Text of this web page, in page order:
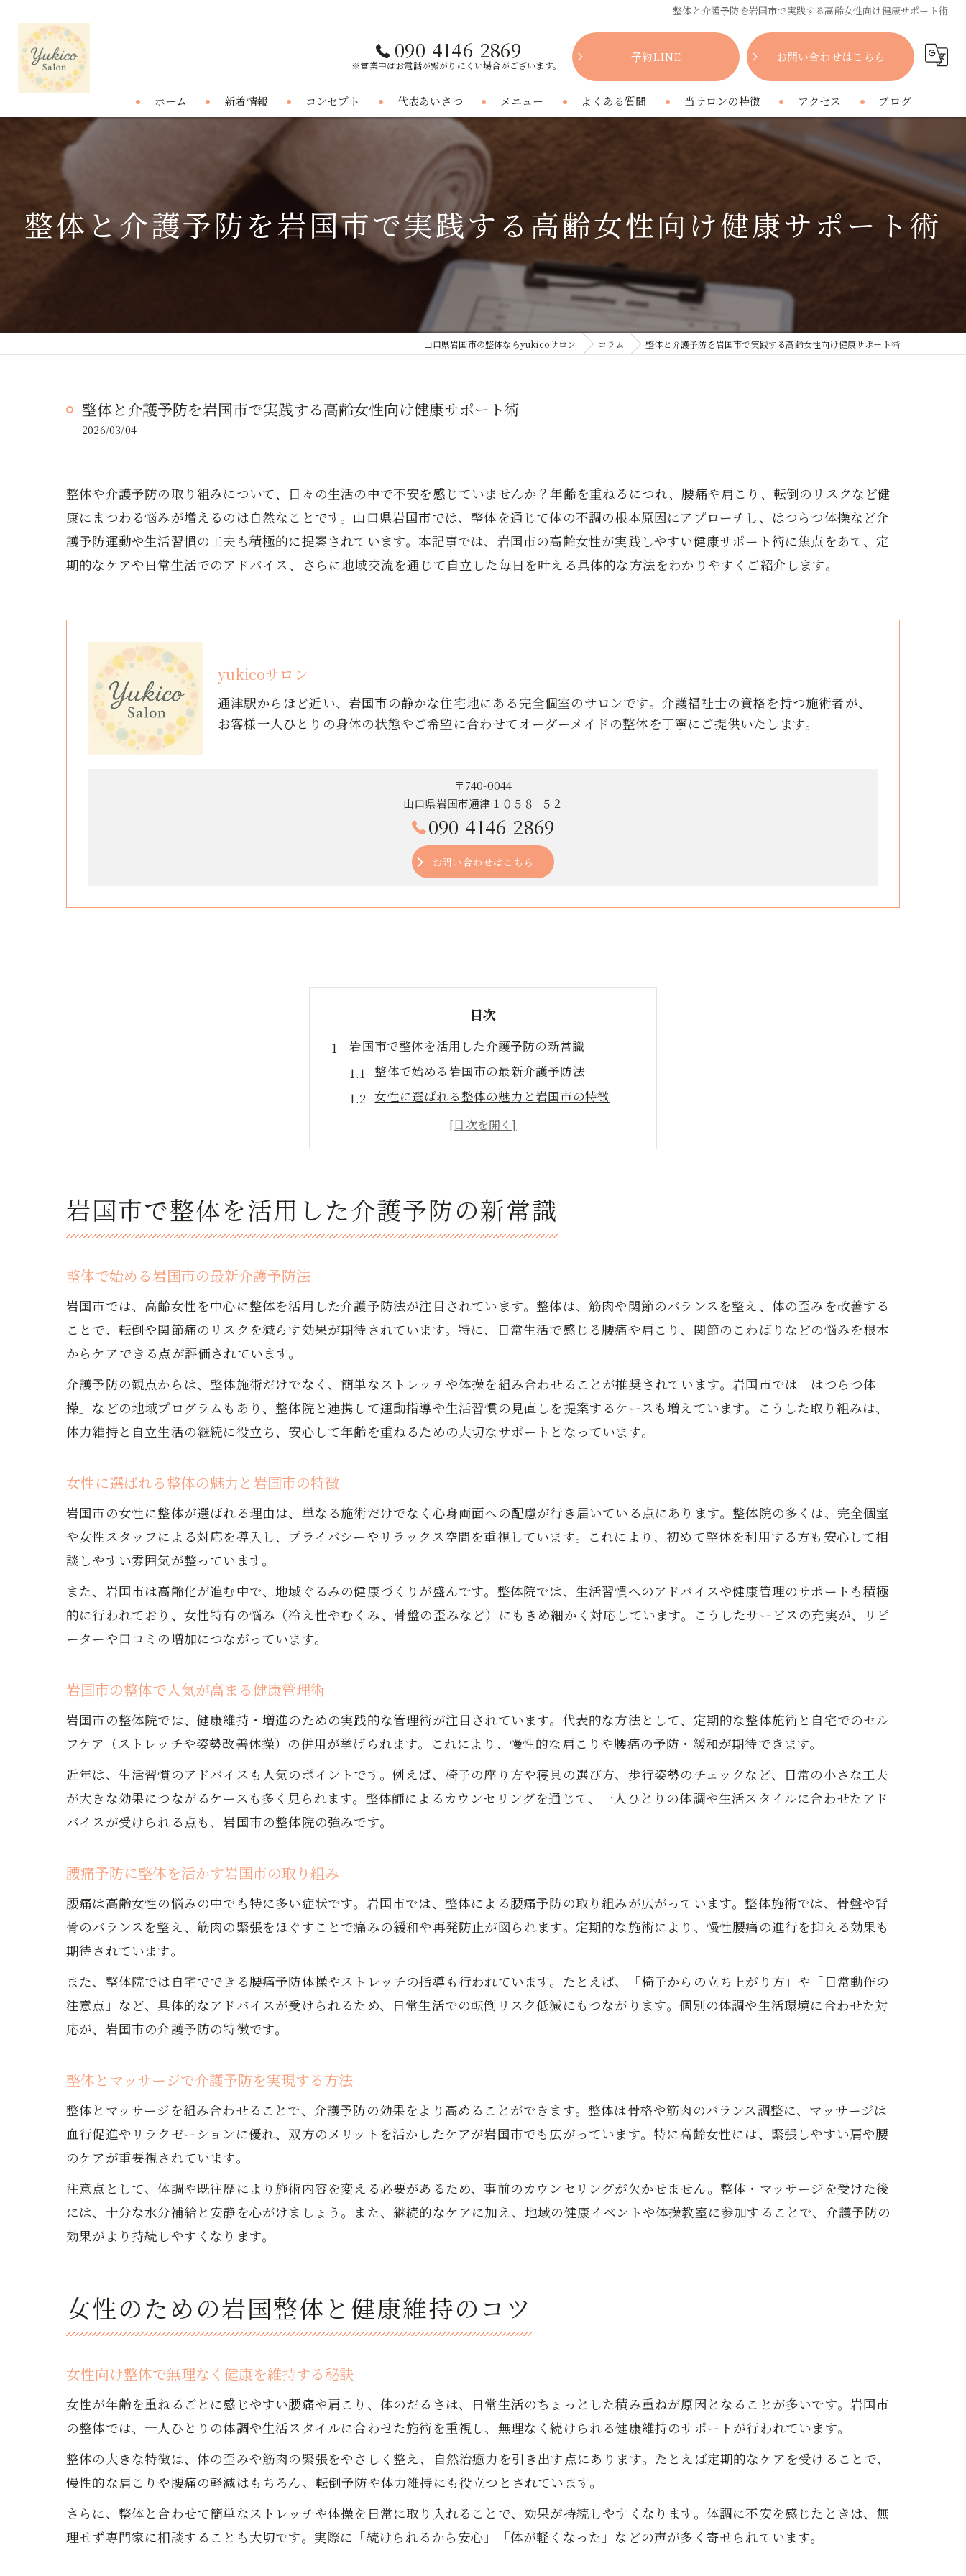
整体と介護予防を岩国市で実践する高齢女性向け健康サポート術
090-4146-2869
※営業中はお電話が繋がりにくい場合がございます。
予約LINE お問い合わせはこちら
ホーム 新着情報 コンセプト 代表あいさつ メニュー よくある質問 当サロンの特徴
腰痛
プライベートサロン
アクセス ブログ
コラム
整体と介護予防を岩国市で実践する高齢女性向け健康サポート術
山口県岩国市の整体ならyukicoサロン コラム 整体と介護予防を岩国市で実践する高齢女性向け健康サポート術
整体と介護予防を岩国市で実践する高齢女性向け健康サポート術
2026/03/04
整体や介護予防の取り組みについて、日々の生活の中で不安を感じていませんか？年齢を重ねるにつれ、腰痛や肩こり、転倒のリスクなど健
康にまつわる悩みが増えるのは自然なことです。山口県岩国市では、整体を通じて体の不調の根本原因にアプローチし、はつらつ体操など介
護予防運動や生活習慣の工夫も積極的に提案されています。本記事では、岩国市の高齢女性が実践しやすい健康サポート術に焦点をあて、定
期的なケアや日常生活でのアドバイス、さらに地域交流を通じて自立した毎日を叶える具体的な方法をわかりやすくご紹介します。
yukicoサロン
通津駅からほど近い、岩国市の静かな住宅地にある完全個室のサロンです。介護福祉士の資格を持つ施術者が、
お客様一人ひとりの身体の状態やご希望に合わせてオーダーメイドの整体を丁寧にご提供いたします。
〒740-0044
山口県岩国市通津１０５８−５２
090-4146-2869
お問い合わせはこちら
目次
岩国市で整体を活用した介護予防の新常識
整体で始める岩国市の最新介護予防法
女性に選ばれる整体の魅力と岩国市の特徴
岩国市の整体で人気が高まる健康管理術
腰痛予防に整体を活かす岩国市の取り組み
女性のための岩国整体と健康維持のコツ
女性向け整体で無理なく健康を維持する秘訣
整体で女性特有の悩みをケアする実践法
整体やマッサージで日常の疲れを癒す工夫
岩国市で整体を活用した転倒予防のポイント
腰痛に整体と運動の両面アプローチが効果的
整体と連携したはつらつ体操の効果とは
はつらつ体操で腰痛予防と整体の相乗効果
整体と体操で無理なく健康をキープする方法
整体と保険を活用した賢いケアの進め方
腰痛整体とマッサージで快適な毎日へ
整体とセルフケアで肩こり予防を徹底する方法
骨盤矯正やはりきゅうも介護予防の味方
骨盤矯正と整体で姿勢を整える健康習慣
骨盤矯正と整体で体の歪みを改善する効果
整体と保険制度を上手に利用するポイント
岩国市で整体を活用した介護予防の新常識
整体で始める岩国市の最新介護予防法
岩国市では、高齢女性を中心に整体を活用した介護予防法が注目されています。整体は、筋肉や関節のバランスを整え、体の歪みを改善する
ことで、転倒や関節痛のリスクを減らす効果が期待されています。特に、日常生活で感じる腰痛や肩こり、関節のこわばりなどの悩みを根本
からケアできる点が評価されています。
介護予防の観点からは、整体施術だけでなく、簡単なストレッチや体操を組み合わせることが推奨されています。岩国市では「はつらつ体
操」などの地域プログラムもあり、整体院と連携して運動指導や生活習慣の見直しを提案するケースも増えています。こうした取り組みは、
体力維持と自立生活の継続に役立ち、安心して年齢を重ねるための大切なサポートとなっています。
女性に選ばれる整体の魅力と岩国市の特徴
岩国市の女性に整体が選ばれる理由は、単なる施術だけでなく心身両面への配慮が行き届いている点にあります。整体院の多くは、完全個室
や女性スタッフによる対応を導入し、プライバシーやリラックス空間を重視しています。これにより、初めて整体を利用する方も安心して相
談しやすい雰囲気が整っています。
また、岩国市は高齢化が進む中で、地域ぐるみの健康づくりが盛んです。整体院では、生活習慣へのアドバイスや健康管理のサポートも積極
的に行われており、女性特有の悩み（冷え性やむくみ、骨盤の歪みなど）にもきめ細かく対応しています。こうしたサービスの充実が、リピ
ーターや口コミの増加につながっています。
岩国市の整体で人気が高まる健康管理術
岩国市の整体院では、健康維持・増進のための実践的な管理術が注目されています。代表的な方法として、定期的な整体施術と自宅でのセル
フケア（ストレッチや姿勢改善体操）の併用が挙げられます。これにより、慢性的な肩こりや腰痛の予防・緩和が期待できます。
近年は、生活習慣のアドバイスも人気のポイントです。例えば、椅子の座り方や寝具の選び方、歩行姿勢のチェックなど、日常の小さな工夫
が大きな効果につながるケースも多く見られます。整体師によるカウンセリングを通じて、一人ひとりの体調や生活スタイルに合わせたアド
バイスが受けられる点も、岩国市の整体院の強みです。
腰痛予防に整体を活かす岩国市の取り組み
腰痛は高齢女性の悩みの中でも特に多い症状です。岩国市では、整体による腰痛予防の取り組みが広がっています。整体施術では、骨盤や背
骨のバランスを整え、筋肉の緊張をほぐすことで痛みの緩和や再発防止が図られます。定期的な施術により、慢性腰痛の進行を抑える効果も
期待されています。
また、整体院では自宅でできる腰痛予防体操やストレッチの指導も行われています。たとえば、「椅子からの立ち上がり方」や「日常動作の
注意点」など、具体的なアドバイスが受けられるため、日常生活での転倒リスク低減にもつながります。個別の体調や生活環境に合わせた対
応が、岩国市の介護予防の特徴です。
整体とマッサージで介護予防を実現する方法
整体とマッサージを組み合わせることで、介護予防の効果をより高めることができます。整体は骨格や筋肉のバランス調整に、マッサージは
血行促進やリラクゼーションに優れ、双方のメリットを活かしたケアが岩国市でも広がっています。特に高齢女性には、緊張しやすい肩や腰
のケアが重要視されています。
注意点として、体調や既往歴により施術内容を変える必要があるため、事前のカウンセリングが欠かせません。整体・マッサージを受けた後
には、十分な水分補給と安静を心がけましょう。また、継続的なケアに加え、地域の健康イベントや体操教室に参加することで、介護予防の
効果がより持続しやすくなります。
女性のための岩国整体と健康維持のコツ
女性向け整体で無理なく健康を維持する秘訣
女性が年齢を重ねるごとに感じやすい腰痛や肩こり、体のだるさは、日常生活のちょっとした積み重ねが原因となることが多いです。岩国市
の整体では、一人ひとりの体調や生活スタイルに合わせた施術を重視し、無理なく続けられる健康維持のサポートが行われています。
整体の大きな特徴は、体の歪みや筋肉の緊張をやさしく整え、自然治癒力を引き出す点にあります。たとえば定期的なケアを受けることで、
慢性的な肩こりや腰痛の軽減はもちろん、転倒予防や体力維持にも役立つとされています。
さらに、整体と合わせて簡単なストレッチや体操を日常に取り入れることで、効果が持続しやすくなります。体調に不安を感じたときは、無
理せず専門家に相談することも大切です。実際に「続けられるから安心」「体が軽くなった」などの声が多く寄せられています。
お問い合わせはこちら
お問い合わせはこちら